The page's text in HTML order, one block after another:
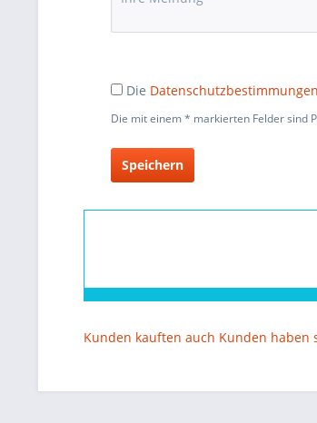
Die Datenschutzbestimmungen
Die mit einem * markierten Felder sind
Speichern
Kunden kauften auch Kunden haben